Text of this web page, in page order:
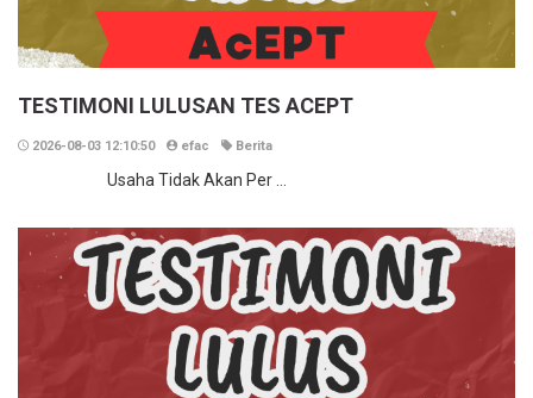
TESTIMONI LULUSAN TES ACEPT
2026-08-03 12:10:50 efac Berita
Usaha Tidak Akan Per ...